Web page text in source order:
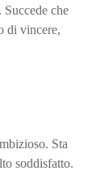
che
di vincere,
Sta
soddisfatto.